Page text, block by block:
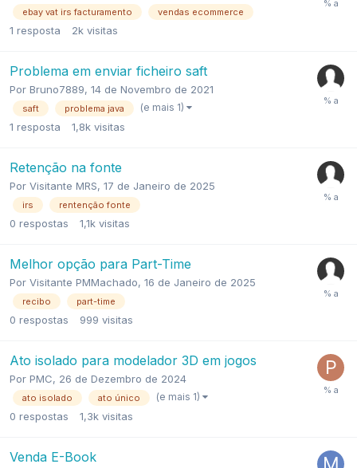
ebay vat irs facturamento vendas ecommerce
1 resposta 2k visitas
Problema em enviar ficheiro saft
Por Bruno7889, 14 de Novembro de 2021
saft problema java (e mais 1)
1 resposta 1,8k visitas
Retenção na fonte
Por Visitante MRS, 17 de Janeiro de 2025
irs rentenção fonte
0 respostas 1,1k visitas
Melhor opção para Part-Time
Por Visitante PMMachado, 16 de Janeiro de 2025
recibo part-time
0 respostas 999 visitas
Ato isolado para modelador 3D em jogos
Por PMC, 26 de Dezembro de 2024
ato isolado ato único (e mais 1)
0 respostas 1,3k visitas
Venda E-Book